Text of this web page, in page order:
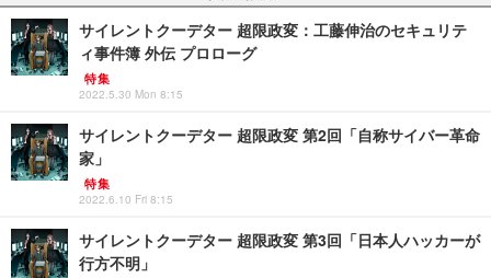
サイレントクーデター 超限政変：工藤伸治のセキュリテ
ィ事件簿 外伝 プロローグ
特集
2022.5.30 Mon 8:15
サイレントクーデター 超限政変 第2回「自称サイバー革命
家」
特集
2022.6.10 Fri 8:15
サイレントクーデター 超限政変 第3回「日本人ハッカーが
行方不明」